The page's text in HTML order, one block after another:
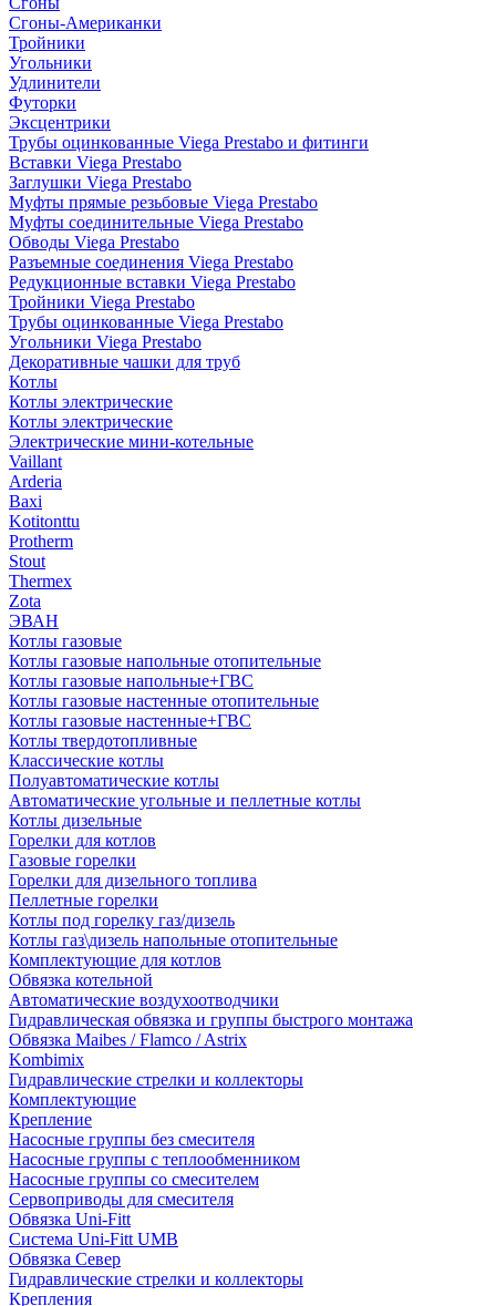
Сгоны-Американки
Тройники
Угольники
Удлинители
Футорки
Эксцентрики
Трубы оцинкованные Viega Prestabo и фитинги
Вставки Viega Prestabo
Заглушки Viega Prestabo
Муфты прямые резьбовые Viega Prestabo
Муфты соединительные Viega Prestabo
Обводы Viega Prestabo
Разъемные соединения Viega Prestabo
Редукционные вставки Viega Prestabo
Тройники Viega Prestabo
Трубы оцинкованные Viega Prestabo
Угольники Viega Prestabo
Декоративные чашки для труб
Котлы
Котлы электрические
Котлы электрические
Электрические мини-котельные
Vaillant
Arderia
Baxi
Kotitonttu
Protherm
Stout
Thermex
Zota
ЭВАН
Котлы газовые
Котлы газовые напольные отопительные
Котлы газовые напольные+ГВС
Котлы газовые настенные отопительные
Котлы газовые настенные+ГВС
Котлы твердотопливные
Классические котлы
Полуавтоматические котлы
Автоматические угольные и пеллетные котлы
Котлы дизельные
Горелки для котлов
Газовые горелки
Горелки для дизельного топлива
Пеллетные горелки
Котлы под горелку газ/дизель
Котлы газ\дизель напольные отопительные
Комплектующие для котлов
Обвязка котельной
Автоматические воздухоотводчики
Гидравлическая обвязка и группы быстрого монтажа
Обвязка Maibes / Flamco / Astrix
Kombimix
Гидравлические стрелки и коллекторы
Комплектующие
Крепление
Насосные группы без смесителя
Насосные группы с теплообменником
Насосные группы со смесителем
Сервоприводы для смесителя
Обвязка Uni-Fitt
Система Uni-Fitt UMB
Обвязка Север
Гидравлические стрелки и коллекторы
Крепления